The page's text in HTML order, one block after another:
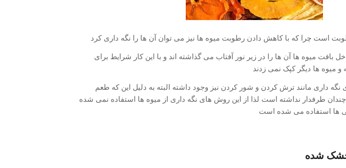
است چرا که با کاهش دادن رطوبت میوه ها نیز می توان آن ها را نگه داری کرد
میوه ها آن ها را در زیر نور آفتاب می گذاشته اند و با این کار شرایط برای
میوه ها دیگر کپک نمی زدند
نگه داری مانند ترش کردن و شور کردن نیز وجود داشته البته به دلیل این که طعم
چندان طرفدار نداشته است لذا از این روش های نگه داری از میوه ها استفاده نمی شده
ها استفاده می شده است